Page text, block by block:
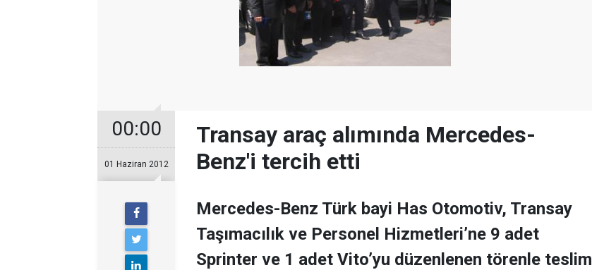
00:00
01 Haziran 2012
Transay araç alımında Mercedes-
Benz'i tercih etti
Mercedes-Benz Türk bayi Has Otomotiv, Transay
Taşımacılık ve Personel Hizmetleri’ne 9 adet
Sprinter ve 1 adet Vito’yu düzenlenen törenle teslim